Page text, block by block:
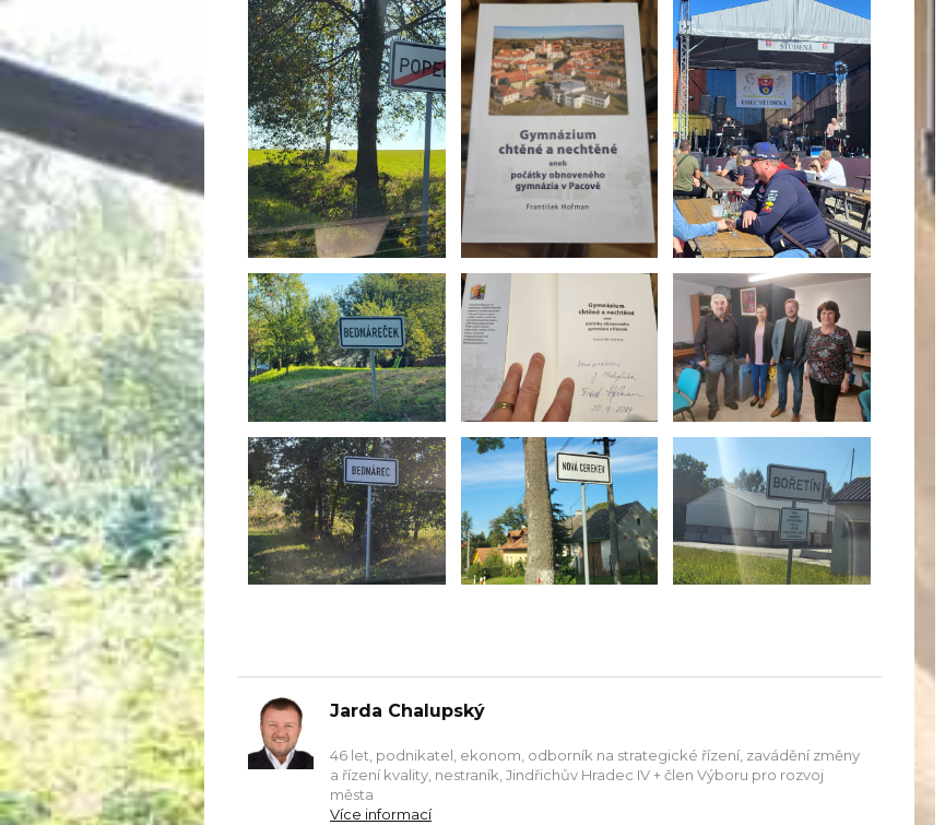
Jarda Chalupský
46 let, podnikatel, ekonom, odborník na strategické řízení, zavádění změny
a řízení kvality, nestraník, Jindřichův Hradec IV + člen Výboru pro rozvoj
města
Více informací